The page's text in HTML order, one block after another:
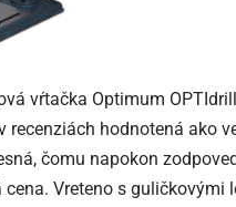
vŕtačka Optimum
recenziách hodnotená ako
čomu napokon
Vreteno s guličkovými